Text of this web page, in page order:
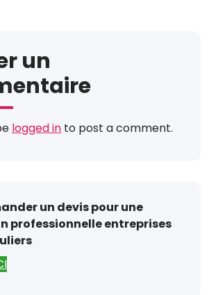
un
logged in to post a comment.
un devis pour une
professionnelle entreprises